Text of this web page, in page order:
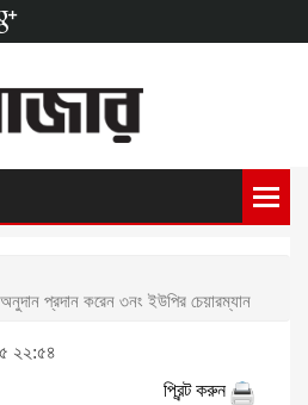
অনুদান প্রদান করেন ৩নং ইউপির চেয়ারম্যান
২২:৫৪
প্রিন্ট করুন